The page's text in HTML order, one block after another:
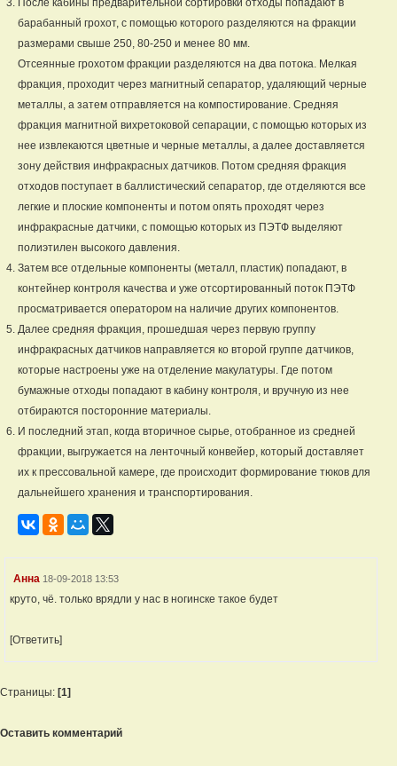
После кабины предварительной сортировки отходы попадают в
барабанный грохот, с помощью которого разделяются на фракции
размерами свыше 250, 80-250 и менее 80 мм.
Отсеянные грохотом фракции разделяются на два потока. Мелкая
фракция, проходит через магнитный сепаратор, удаляющий черные
металлы, а затем отправляется на компостирование. Средняя
фракция магнитной вихретоковой сепарации, с помощью которых из
нее извлекаются цветные и черные металлы, а далее доставляется
зону действия инфракрасных датчиков. Потом средняя фракция
отходов поступает в баллистический сепаратор, где отделяются все
легкие и плоские компоненты и потом опять проходят через
инфракрасные датчики, с помощью которых из ПЭТФ выделяют
полиэтилен высокого давления.
Затем все отдельные компоненты (металл, пластик) попадают, в
контейнер контроля качества и уже отсортированный поток ПЭТФ
просматривается оператором на наличие других компонентов.
Далее средняя фракция, прошедшая через первую группу
инфракрасных датчиков направляется ко второй группе датчиков,
которые настроены уже на отделение макулатуры. Где потом
бумажные отходы попадают в кабину контроля, и вручную из нее
отбираются посторонние материалы.
И последний этап, когда вторичное сырье, отобранное из средней
фракции, выгружается на ленточный конвейер, который доставляет
их к прессовальной камере, где происходит формирование тюков для
дальнейшего хранения и транспортирования.
Анна 18-09-2018 13:53
круто, чё. только врядли у нас в ногинске такое будет
[Ответить]
Страницы: [1]
Оставить комментарий